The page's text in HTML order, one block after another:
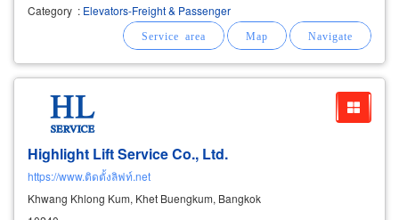
parts at competitive prices.
Category : Elevators-Freight & Passenger
Highlight Lift Service Co., Ltd.
https://www.ติดตั้งลิฟท์.net
Khwang Khlong Kum, Khet Buengkum, Bangkok